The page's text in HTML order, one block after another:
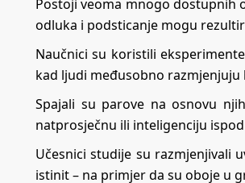
Postoji veoma mnogo dostupnih
odluka i podsticanje mogu
Naučnici su koristili
kad ljudi međusobno razmjenjuju
Spajali su parove na osnovu
natprosječnu ili inteligenciju
Učesnici studije su razmjenjivali
istinit – na primjer da su oboje u